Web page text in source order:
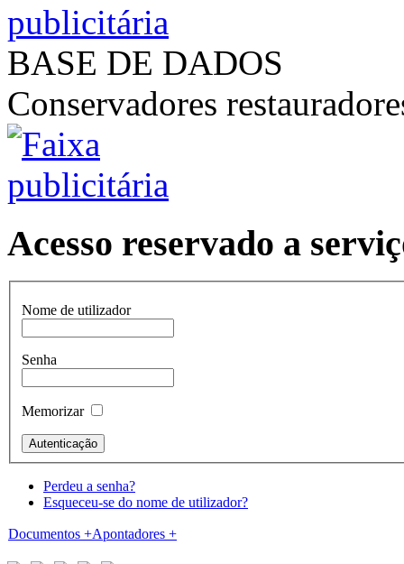
BASE DE DADOS
Conservadores
Acesso reservado a
Nome de utilizador
Senha
Memorizar
Perdeu a senha?
Esqueceu-se do nome de utilizador?
Documentos +Apontadores +